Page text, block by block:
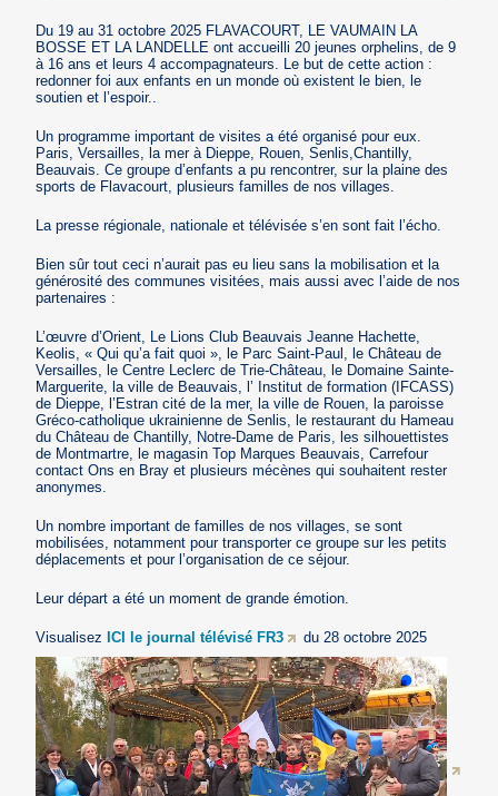
Du 19 au 31 octobre 2025 FLAVACOURT, LE VAUMAIN LA
BOSSE ET LA LANDELLE ont accueilli 20 jeunes orphelins, de 9
à 16 ans et leurs 4 accompagnateurs. Le but de cette action :
redonner foi aux enfants en un monde où existent le bien, le
soutien et l’espoir..
Un programme important de visites a été organisé pour eux.
Paris, Versailles, la mer à Dieppe, Rouen, Senlis,Chantilly,
Beauvais. Ce groupe d’enfants a pu rencontrer, sur la plaine des
sports de Flavacourt, plusieurs familles de nos villages.
La presse régionale, nationale et télévisée s’en sont fait l’écho.
Bien sûr tout ceci n’aurait pas eu lieu sans la mobilisation et la
générosité des communes visitées, mais aussi avec l’aide de nos
partenaires :
L’œuvre d’Orient, Le Lions Club Beauvais Jeanne Hachette,
Keolis, « Qui qu’a fait quoi », le Parc Saint-Paul, le Château de
Versailles, le Centre Leclerc de Trie-Château, le Domaine Sainte-
Marguerite, la ville de Beauvais, l’ Institut de formation (IFCASS)
de Dieppe, l’Estran cité de la mer, la ville de Rouen, la paroisse
Gréco-catholique ukrainienne de Senlis, le restaurant du Hameau
du Château de Chantilly, Notre-Dame de Paris, les silhouettistes
de Montmartre, le magasin Top Marques Beauvais, Carrefour
contact Ons en Bray et plusieurs mécènes qui souhaitent rester
anonymes.
Un nombre important de familles de nos villages, se sont
mobilisées, notamment pour transporter ce groupe sur les petits
déplacements et pour l’organisation de ce séjour.
Leur départ a été un moment de grande émotion.
Visualisez ICI le journal télévisé FR3 du 28 octobre 2025